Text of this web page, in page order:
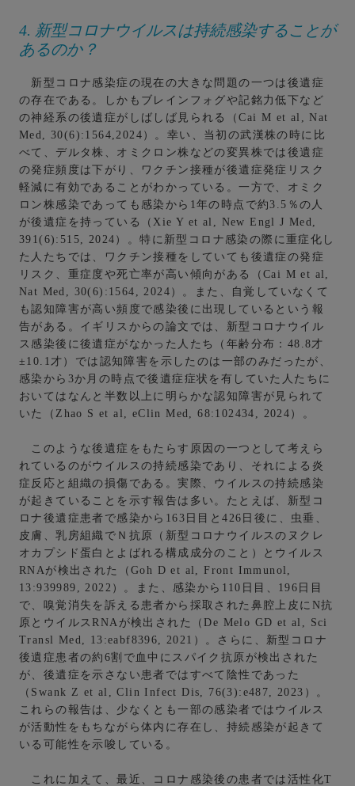
4. 新型コロナウイルスは持続感染することが
あるのか？
新型コロナ感染症の現在の大きな問題の一つは後遺症
の存在である。しかもブレインフォグや記銘力低下など
の神経系の後遺症がしばしば見られる（Cai M et al, Nat
Med, 30(6):1564,2024）。幸い、当初の武漢株の時に比
べて、デルタ株、オミクロン株などの変異株では後遺症
の発症頻度は下がり、ワクチン接種が後遺症発症リスク
軽減に有効であることがわかっている。一方で、オミク
ロン株感染であっても感染から1年の時点で約3.5％の人
が後遺症を持っている（Xie Y et al, New Engl J Med,
391(6):515, 2024）。特に新型コロナ感染の際に重症化し
た人たちでは、ワクチン接種をしていても後遺症の発症
リスク、重症度や死亡率が高い傾向がある（Cai M et al,
Nat Med, 30(6):1564, 2024）。また、自覚していなくて
も認知障害が高い頻度で感染後に出現しているという報
告がある。イギリスからの論文では、新型コロナウイル
ス感染後に後遺症がなかった人たち（年齢分布：48.8才
±10.1才）では認知障害を示したのは一部のみだったが、
感染から3か月の時点で後遺症症状を有していた人たちに
おいてはなんと半数以上に明らかな認知障害が見られて
いた（Zhao S et al, eClin Med, 68:102434, 2024）。
このような後遺症をもたらす原因の一つとして考えら
れているのがウイルスの持続感染であり、それによる炎
症反応と組織の損傷である。実際、ウイルスの持続感染
が起きていることを示す報告は多い。たとえば、新型コ
ロナ後遺症患者で感染から163日目と426日後に、虫垂、
皮膚、乳房組織でＮ抗原（新型コロナウイルスのヌクレ
オカプシド蛋白とよばれる構成成分のこと）とウイルス
RNAが検出された（Goh D et al, Front Immunol,
13:939989, 2022）。また、感染から110日目、196日目
で、嗅覚消失を訴える患者から採取された鼻腔上皮にN抗
原とウイルスRNAが検出された（De Melo GD et al, Sci
Transl Med, 13:eabf8396, 2021）。さらに、新型コロナ
後遺症患者の約6割で血中にスパイク抗原が検出された
が、後遺症を示さない患者ではすべて陰性であった
（Swank Z et al, Clin Infect Dis, 76(3):e487, 2023）。
これらの報告は、少なくとも一部の感染者ではウイルス
が活動性をもちながら体内に存在し、持続感染が起きて
いる可能性を示唆している。
これに加えて、最近、コロナ感染後の患者では活性化T